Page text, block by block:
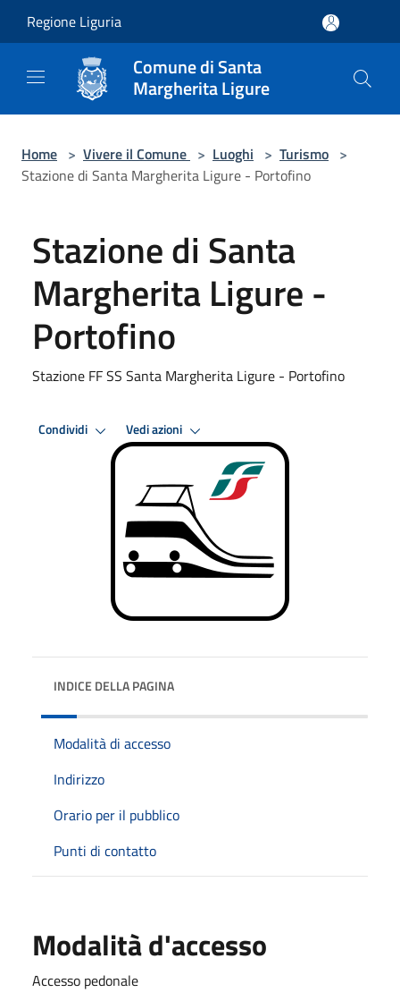
Regione Liguria
Comune di Santa
Margherita Ligure
Home > Vivere il Comune > Luoghi > Turismo >
Stazione di Santa Margherita Ligure - Portofino
Stazione di Santa
Margherita Ligure -
Portofino
Stazione FF SS Santa Margherita Ligure - Portofino
Condividi Vedi azioni
INDICE DELLA PAGINA
Modalità di accesso
Indirizzo
Orario per il pubblico
Punti di contatto
Modalità d'accesso
Accesso pedonale